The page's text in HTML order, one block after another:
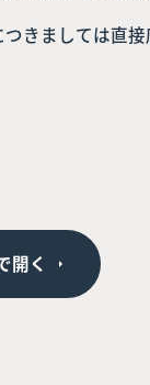
きましては直
開く